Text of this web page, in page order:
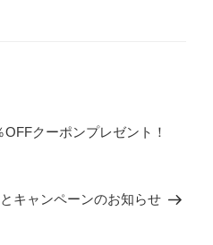
クーポンプレゼント！
キャンペーンのお知らせ